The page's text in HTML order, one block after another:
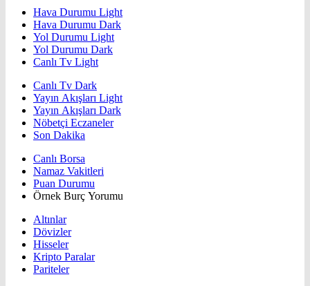
Hava Durumu Light
Hava Durumu Dark
Yol Durumu Light
Yol Durumu Dark
Canlı Tv Light
Canlı Tv Dark
Yayın Akışları Light
Yayın Akışları Dark
Nöbetçi Eczaneler
Son Dakika
Canlı Borsa
Namaz Vakitleri
Puan Durumu
Örnek Burç Yorumu
Altınlar
Dövizler
Hisseler
Kripto Paralar
Pariteler